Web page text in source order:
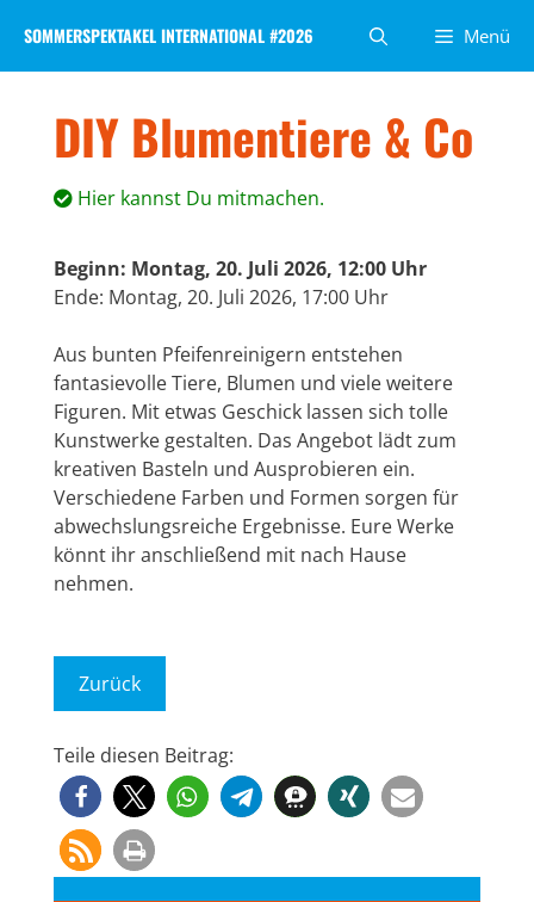
Inhalt
springen
SOMMERSPEKTAKEL INTERNATIONAL #2026 Menü
DIY Blumentiere & Co
Hier kannst Du mitmachen.
Beginn: Montag, 20. Juli 2026, 12:00 Uhr
Ende: Montag, 20. Juli 2026, 17:00 Uhr
Aus bunten Pfeifenreinigern entstehen
fantasievolle Tiere, Blumen und viele weitere
Figuren. Mit etwas Geschick lassen sich tolle
Kunstwerke gestalten. Das Angebot lädt zum
kreativen Basteln und Ausprobieren ein.
Verschiedene Farben und Formen sorgen für
abwechslungsreiche Ergebnisse. Eure Werke
könnt ihr anschließend mit nach Hause
nehmen.
Zurück
Teile diesen Beitrag: